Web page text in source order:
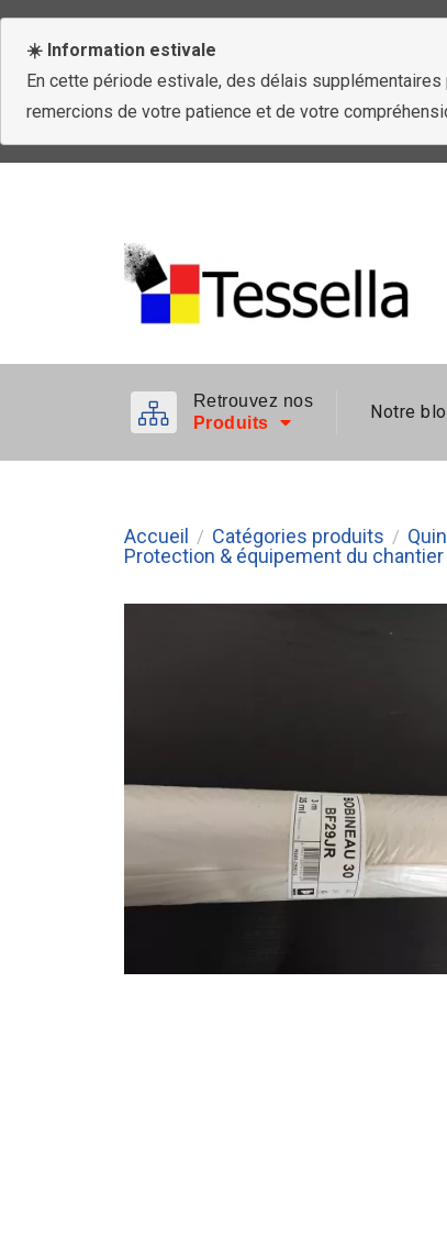
☀️ Information estivale
En cette période estivale, des délais
remercions de votre patience et de votre
Retrouvez nos
Produits
Notre
Accueil / Catégories produits /
Protection & équipement du chantier